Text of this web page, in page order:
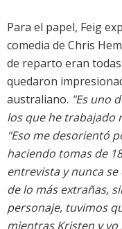
Para el papel, Feig
comedia de Chris
de reparto eran
quedaron
australiano. "Es uno
los que he trabajado
"Eso me desorientó
haciendo tomas de
entrevista y nunca
de lo más extrañas,
personaje, tuvimos
mientras Kristen y